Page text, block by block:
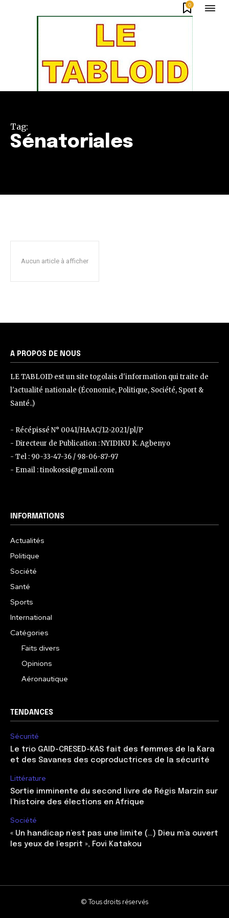
0
Tag:
Sénatoriales
Aucun article à afficher
A PROPOS DE NOUS
LE TABLOID est un site togolais d'information qui traite de
l'actualité nationale (Économie, Politique, Société, Sport &
Santé..)
- Récépissé N° 0041/HAAC/12-2021/pl/P
- Directeur de Publication : NYIDIKU K. Agbenyo
- Tel : 90-33-47-36 / 98-06-87-97
- Email : tinokossi@gmail.com
INFORMATIONS
Actualités
Politique
Société
Santé
Sports
International
Catégories
Faits divers
Opinions
Aéronautique
TENDANCES
Sécurité
Le trio GAID-CRESED-KAS fait des femmes de la Kara
et des Savanes des coproductrices de la sécurité
Littérature
Sortie imminente du second livre de Régis Marzin sur
l’histoire des élections en Afrique
Société
« Un handicap n’est pas une limite (…) Dieu m’a ouvert
les yeux de l’esprit », Fovi Katakou
© Tous droits réservés